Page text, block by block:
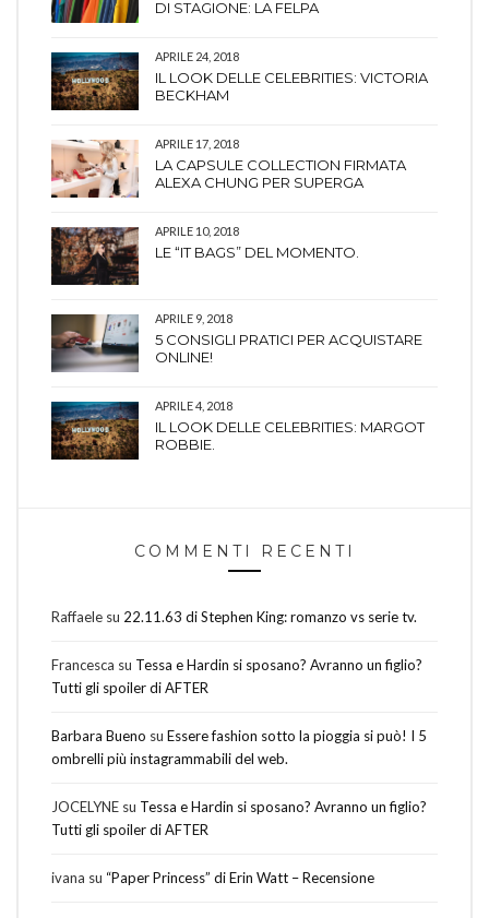
DI STAGIONE: LA FELPA
APRILE 24, 2018
IL LOOK DELLE CELEBRITIES: VICTORIA
BECKHAM
APRILE 17, 2018
LA CAPSULE COLLECTION FIRMATA
ALEXA CHUNG PER SUPERGA
APRILE 10, 2018
LE “IT BAGS” DEL MOMENTO.
APRILE 9, 2018
5 CONSIGLI PRATICI PER ACQUISTARE
ONLINE!
APRILE 4, 2018
IL LOOK DELLE CELEBRITIES: MARGOT
ROBBIE.
COMMENTI RECENTI
Raffaele su 22.11.63 di Stephen King: romanzo vs serie tv.
Francesca su Tessa e Hardin si sposano? Avranno un figlio?
Tutti gli spoiler di AFTER
Barbara Bueno su Essere fashion sotto la pioggia si può! I 5
ombrelli più instagrammabili del web.
JOCELYNE su Tessa e Hardin si sposano? Avranno un figlio?
Tutti gli spoiler di AFTER
ivana su “Paper Princess” di Erin Watt – Recensione